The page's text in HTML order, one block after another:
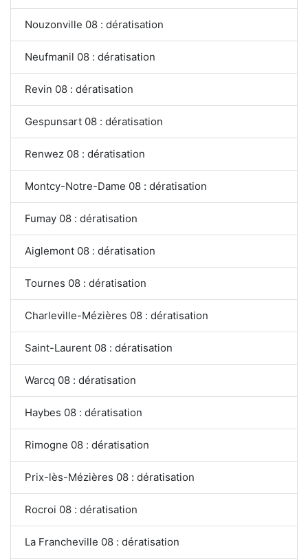
Nouzonville 08 : dératisation
Neufmanil 08 : dératisation
Revin 08 : dératisation
Gespunsart 08 : dératisation
Renwez 08 : dératisation
Montcy-Notre-Dame 08 : dératisation
Fumay 08 : dératisation
Aiglemont 08 : dératisation
Tournes 08 : dératisation
Charleville-Mézières 08 : dératisation
Saint-Laurent 08 : dératisation
Warcq 08 : dératisation
Haybes 08 : dératisation
Rimogne 08 : dératisation
Prix-lès-Mézières 08 : dératisation
Rocroi 08 : dératisation
La Francheville 08 : dératisation